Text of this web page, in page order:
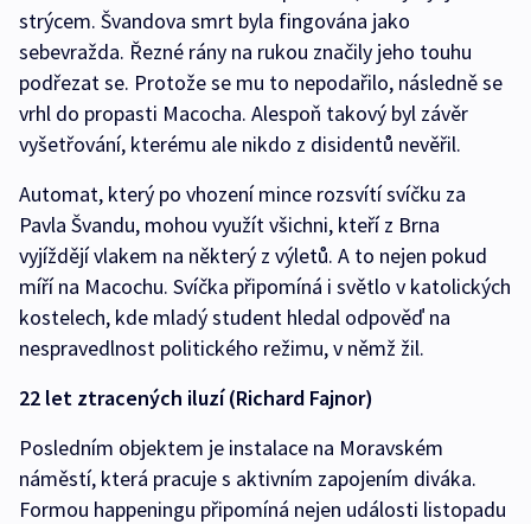
strýcem. Švandova smrt byla fingována jako
sebevražda. Řezné rány na rukou značily jeho touhu
podřezat se. Protože se mu to nepodařilo, následně se
vrhl do propasti Macocha. Alespoň takový byl závěr
vyšetřování, kterému ale nikdo z disidentů nevěřil.
Automat, který po vhození mince rozsvítí svíčku za
Pavla Švandu, mohou využít všichni, kteří z Brna
vyjíždějí vlakem na některý z výletů. A to nejen pokud
míří na Macochu. Svíčka připomíná i světlo v katolických
kostelech, kde mladý student hledal odpověď na
nespravedlnost politického režimu, v němž žil.
22 let ztracených iluzí (Richard Fajnor)
Posledním objektem je instalace na Moravském
náměstí, která pracuje s aktivním zapojením diváka.
Formou happeningu připomíná nejen události listopadu